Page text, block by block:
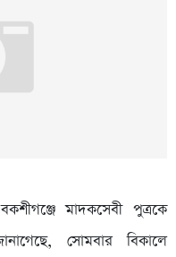
মাদকসেবী পুত্রকে
সোমবার বিকালে